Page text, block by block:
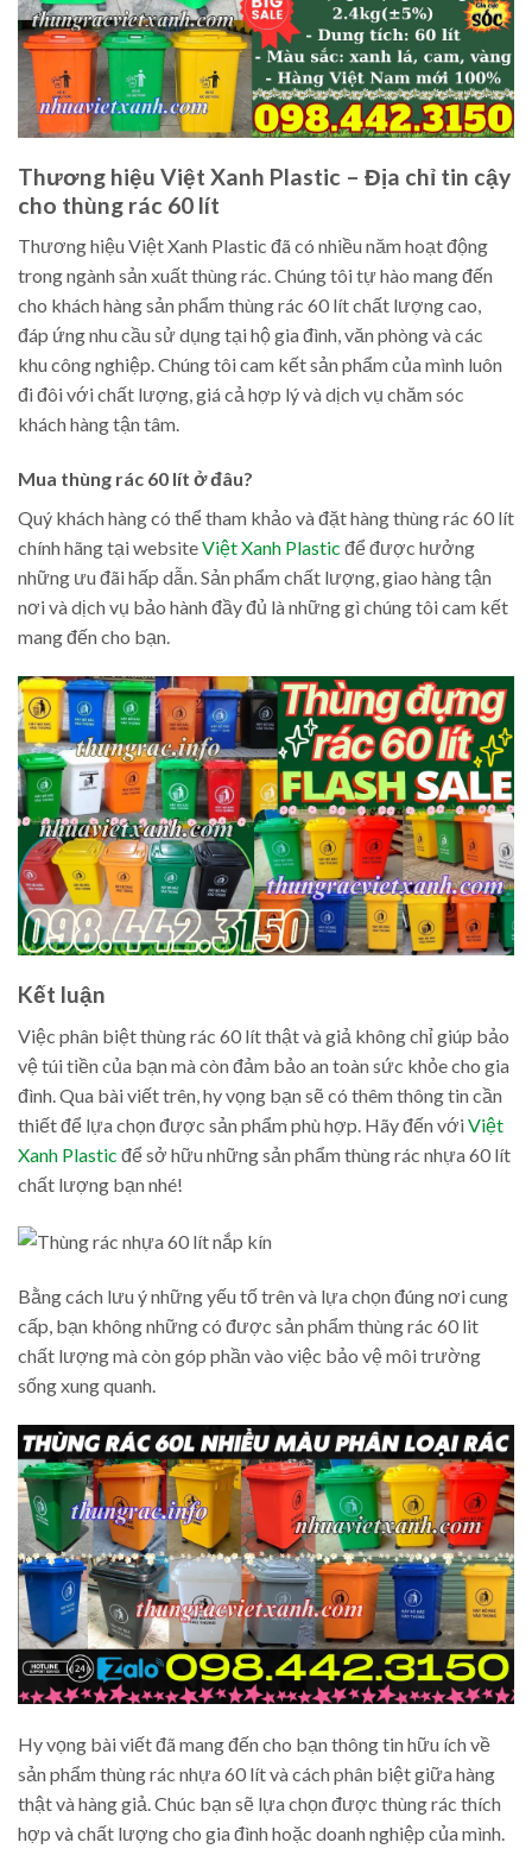
Thương hiệu Việt Xanh Plastic – Địa chỉ tin cậy
cho thùng rác 60 lít
Thương hiệu Việt Xanh Plastic đã có nhiều năm hoạt động
trong ngành sản xuất thùng rác. Chúng tôi tự hào mang đến
cho khách hàng sản phẩm thùng rác 60 lít chất lượng cao,
đáp ứng nhu cầu sử dụng tại hộ gia đình, văn phòng và các
khu công nghiệp. Chúng tôi cam kết sản phẩm của mình luôn
đi đôi với chất lượng, giá cả hợp lý và dịch vụ chăm sóc
khách hàng tận tâm.
Mua thùng rác 60 lít ở đâu?
Quý khách hàng có thể tham khảo và đặt hàng thùng rác 60 lít
chính hãng tại websiteViệt Xanh Plastic để được hưởng
những ưu đãi hấp dẫn. Sản phẩm chất lượng, giao hàng tận
nơi và dịch vụ bảo hành đầy đủ là những gì chúng tôi cam kết
mang đến cho bạn.
Kết luận
Việc phân biệt thùng rác 60 lít thật và giả không chỉ giúp bảo
vệ túi tiền của bạn mà còn đảm bảo an toàn sức khỏe cho gia
đình. Qua bài viết trên, hy vọng bạn sẽ có thêm thông tin cần
thiết để lựa chọn được sản phẩm phù hợp. Hãy đến vớiViệt
Xanh Plastic để sở hữu những sản phẩm thùng rác nhựa 60 lít
chất lượng bạn nhé!
Bằng cách lưu ý những yếu tố trên và lựa chọn đúng nơi cung
cấp, bạn không những có được sản phẩm thùng rác 60 lit
chất lượng mà còn góp phần vào việc bảo vệ môi trường
sống xung quanh.
Hy vọng bài viết đã mang đến cho bạn thông tin hữu ích về
sản phẩm thùng rác nhựa 60 lít và cách phân biệt giữa hàng
thật và hàng giả. Chúc bạn sẽ lựa chọn được thùng rác thích
hợp và chất lượng cho gia đình hoặc doanh nghiệp của mình.